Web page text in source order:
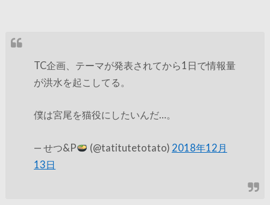
TC企画、テーマが発表されてから1日で情報量
が洪水を起こしてる。
僕は宮尾を猫役にしたいんだ…。
— せつ&P (@tatitutetotato) 2018年12月
13日